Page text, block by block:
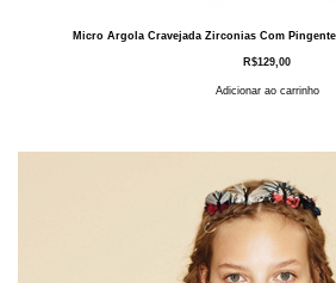
Micro Argola Cravejada Zirconias Com
R$129,00
Adicionar ao carrinho